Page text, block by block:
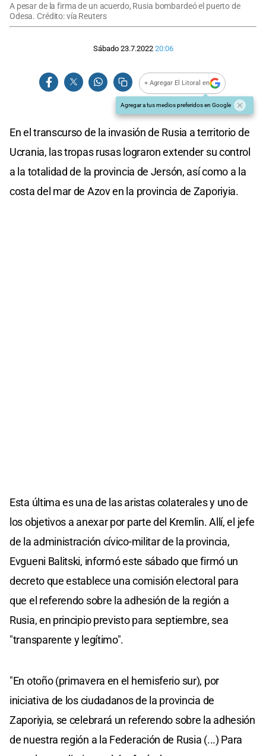
A pesar de la firma de un acuerdo, Rusia bombardeó el puerto de
Odesa. Crédito: vía Reuters
Sábado 23.7.2022 20:06
+ Agregar El Litoral en
Agregar a tus medios preferidos en Google
En el transcurso de la invasión de Rusia a territorio de
Ucrania, las tropas rusas lograron extender su control
a la totalidad de la provincia de Jersón, así como a la
costa del mar de Azov en la provincia de Zaporiyia.
Esta última es una de las aristas colaterales y uno de
los objetivos a anexar por parte del Kremlin. Allí, el jefe
de la administración cívico-militar de la provincia,
Evgueni Balitski, informó este sábado que firmó un
decreto que establece una comisión electoral para
que el referendo sobre la adhesión de la región a
Rusia, en principio previsto para septiembre, sea
"transparente y legítimo".
"En otoño (primavera en el hemisferio sur), por
iniciativa de los ciudadanos de la provincia de
Zaporiyia, se celebrará un referendo sobre la adhesión
de nuestra región a la Federación de Rusia (...) Para